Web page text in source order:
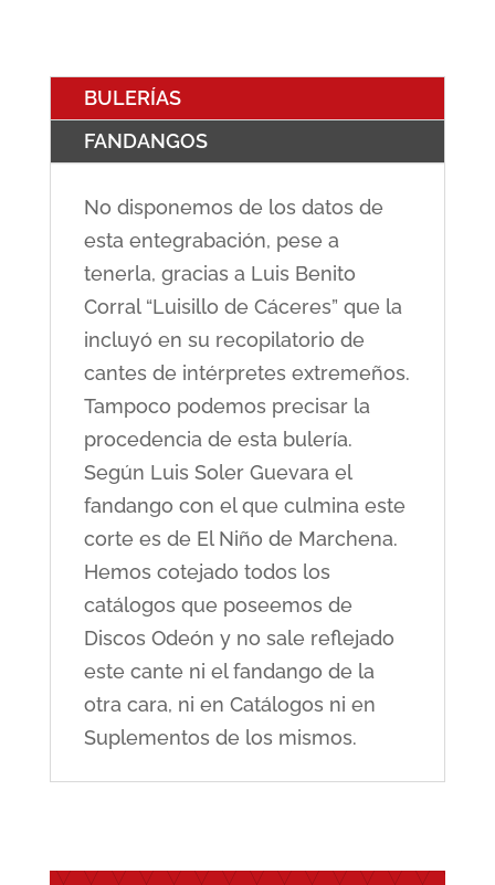
BULERÍAS
FANDANGOS
No disponemos de los datos de
esta entegrabación, pese a
tenerla, gracias a Luis Benito
Corral “Luisillo de Cáceres” que la
incluyó en su recopilatorio de
cantes de intérpretes extremeños.
Tampoco podemos precisar la
procedencia de esta bulería.
Según Luis Soler Guevara el
fandango con el que culmina este
corte es de El Niño de Marchena.
Hemos cotejado todos los
catálogos que poseemos de
Discos Odeón y no sale reflejado
este cante ni el fandango de la
otra cara, ni en Catálogos ni en
Suplementos de los mismos.